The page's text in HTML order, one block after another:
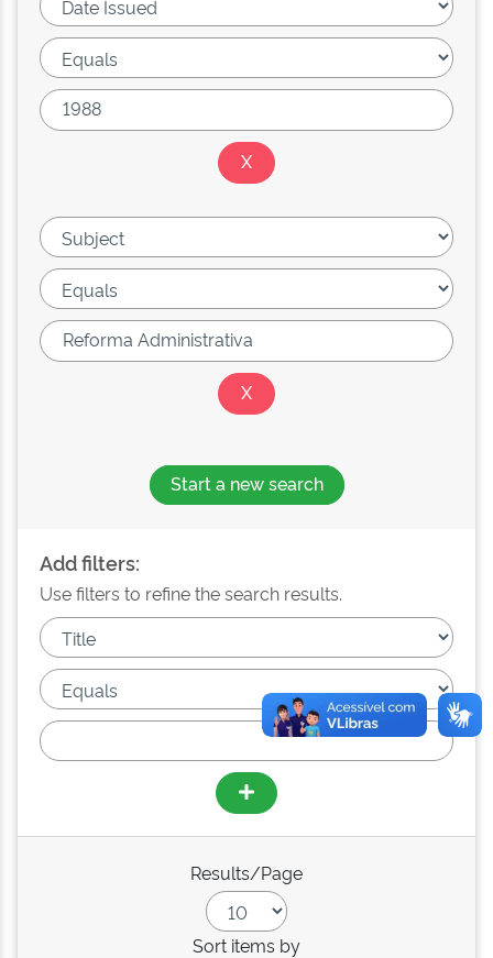
Start a new search
Add filters:
Use filters to refine the search results.
Results/Page
Sort items by